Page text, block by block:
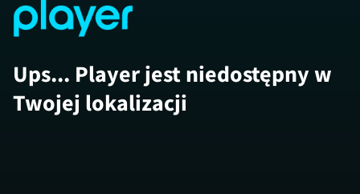
Ups... Player jest niedostępny w
Twojej lokalizacji